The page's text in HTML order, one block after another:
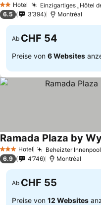
2 Sterne
Hotel Einzigartiges „Hôtel
6.5 3’394 Montréal
Ab CHF 54
Preise von 6 Websites
3 SterneHotel Beheizter
Ramada Plaza by
6.9 4’746 Montréal
Ab CHF 55
Preise von 12 Websites